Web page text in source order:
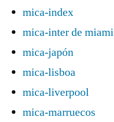
mica-index
mica-inter de miami
mica-japón
mica-lisboa
mica-liverpool
mica-marruecos